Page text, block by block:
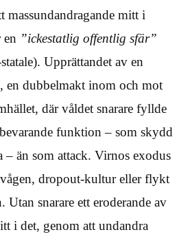
massundandragande mitt i
en ”ickestatlig offentlig sfär”
Upprättandet av en
en dubbelmakt inom och mot
där våldet snarare fyllde
funktion – som skydd
– än som attack. Virnos exodus
dropout-kultur eller flykt
snarare ett eroderande av
i det, genom att undandra